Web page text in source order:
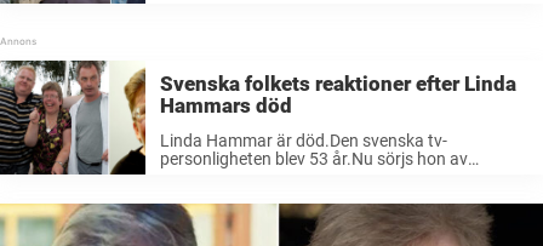
Svenska folkets reaktioner efter Linda
Hammars död
Linda Hammar är död.Den svenska tv-
personligheten blev 53 år.Nu sörjs hon av
dagar tidigare, måndag den 3 augusti, hade
somnat ...